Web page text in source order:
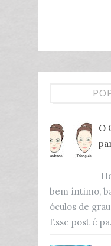
O
bem íntimo,
óculos de
Esse post é